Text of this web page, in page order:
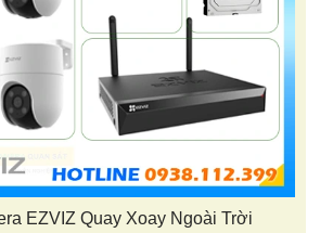
EZVIZ Quay Xoay Ngoài Trời